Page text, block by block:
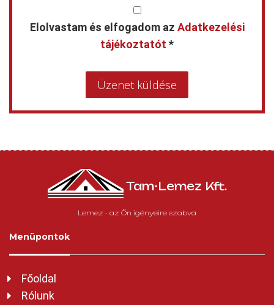
Elolvastam és elfogadom az Adatkezelési
tájékoztatót *
Üzenet küldése
Tam-Lemez Kft.
Lemez - az Ön igényeire szabva
Menüpontok
Főoldal
Rólunk